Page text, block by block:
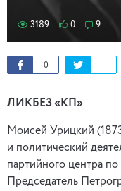
3189 0 9
0
ЛИКБЕЗ «КП»
Моисей Урицкий
и политический
партийного центра
Председатель